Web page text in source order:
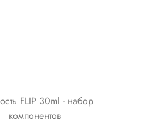
FLIP 30ml - набор
компонентов